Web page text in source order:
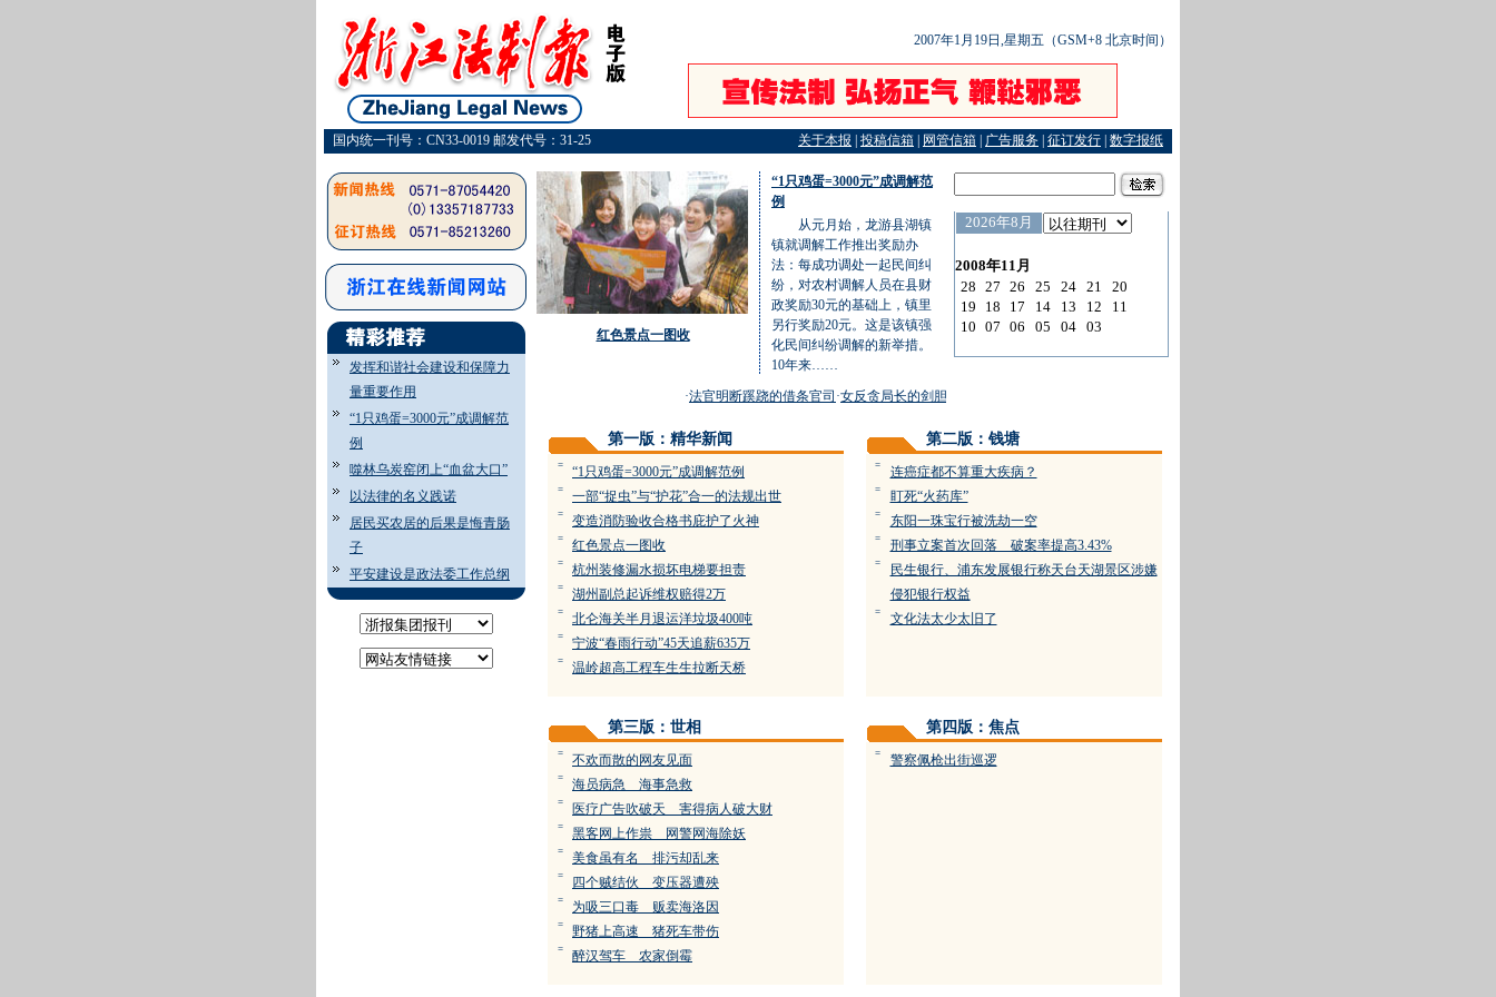
2007年1月19日,星期五（GSM+8 北京时间）
国内统一刊号：CN33-0019 邮发代号：31-25 关于本报 投稿信箱 网管信箱 广告服务 征订发行 数字报纸
发挥和谐社会建设和保障力
量重要作用
“1只鸡蛋=3000元”成调解范
例
噬林乌炭窑闭上“血盆大口”
以法律的名义践诺
居民买农居的后果是悔青肠
子
平安建设是政法委工作总纲
红色景点一图收
“1只鸡蛋=3000元”成调解范
例
从元月始，龙游县湖镇
镇就调解工作推出奖励办
法：每成功调处一起民间纠
纷，对农村调解人员在县财
政奖励30元的基础上，镇里
另行奖励20元。这是该镇强
化民间纠纷调解的新举措。
10年来……
法官明断蹊跷的借条官司·女反贪局长的剑胆琴心
第一版：精华新闻
= “1只鸡蛋=3000元”成调解范例
= 一部“捉虫”与“护花”合一的法规出世
= 变造消防验收合格书庇护了火神
= 红色景点一图收
= 杭州装修漏水损坏电梯要担责
= 湖州副总起诉维权赔得2万
= 北仑海关半月退运洋垃圾400吨
= 宁波“春雨行动”45天追薪635万
= 温岭超高工程车生生拉断天桥
第二版：钱塘
= 连癌症都不算重大疾病？
= 盯死“火药库”
= 东阳一珠宝行被洗劫一空
= 刑事立案首次回落 破案率提高3.43%
=
民生银行、浦东发展银行称天台天湖景区涉嫌
侵犯银行权益
= 文化法太少太旧了
第三版：世相
= 不欢而散的网友见面
= 海员病急 海事急救
= 医疗广告吹破天 害得病人破大财
= 黑客网上作祟 网警网海除妖
= 美食虽有名 排污却乱来
= 四个贼结伙 变压器遭殃
= 为吸三口毒 贩卖海洛因
= 野猪上高速 猪死车带伤
= 醉汉驾车 农家倒霉
第四版：焦点
= 警察佩枪出街巡逻